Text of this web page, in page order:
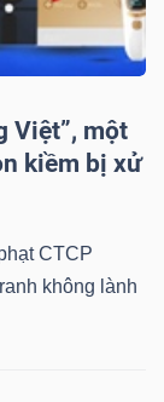
Việt”, một
kiềm bị xử
CTCP
không lành